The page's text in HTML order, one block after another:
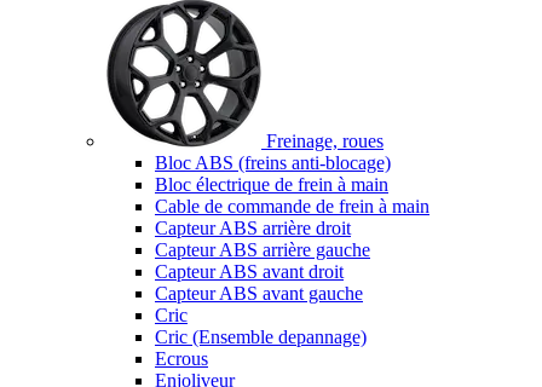
Freinage, roues
Bloc ABS (freins anti-blocage)
Bloc électrique de frein à main
Cable de commande de frein à main
Capteur ABS arrière droit
Capteur ABS arrière gauche
Capteur ABS avant droit
Capteur ABS avant gauche
Cric
Cric (Ensemble depannage)
Ecrous
Enjoliveur